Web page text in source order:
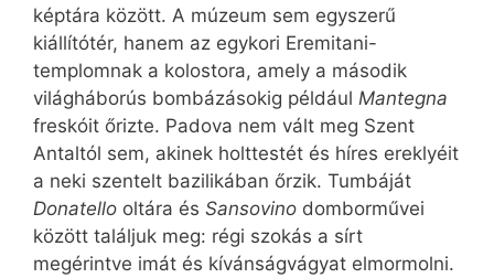
képtára között. A múzeum sem egyszerű
kiállítótér, hanem az egykori Eremitani-
templomnak a kolostora, amely a második
világháborús bombázásokig például Mantegna
freskóit őrizte. Padova nem vált meg Szent
Antaltól sem, akinek holttestét és híres ereklyéit
a neki szentelt bazilikában őrzik. Tumbáját
Donatello oltára és Sansovino domborművei
között találjuk meg: régi szokás a sírt
megérintve imát és kívánságvágyat elmormolni.